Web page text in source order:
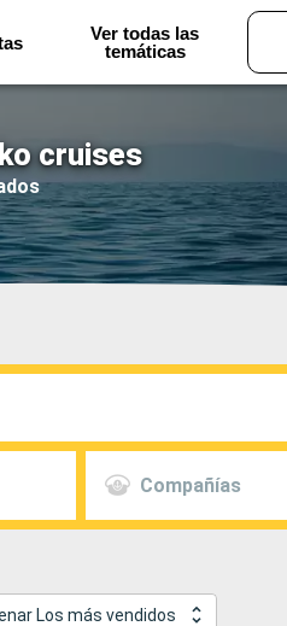
Ver todas las
temáticas
cruises
Compañías
Los más vendidos